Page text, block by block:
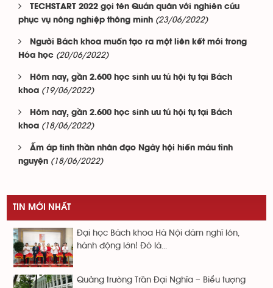
TECHSTART 2022 gọi tên Quán quân với nghiên cứu
phục vụ nông nghiệp thông minh (23/06/2022)
Người Bách khoa muốn tạo ra một liên kết mới trong
Hóa học (20/06/2022)
Hôm nay, gần 2.600 học sinh ưu tú hội tụ tại Bách
khoa (19/06/2022)
Hôm nay, gần 2.600 học sinh ưu tú hội tụ tại Bách
khoa (18/06/2022)
Ấm áp tinh thần nhân đạo Ngày hội hiến máu tình
nguyện (18/06/2022)
TIN MỚI NHẤT
Đại học Bách khoa Hà Nội dám nghĩ lớn,
hành động lớn! Đó là...
Quảng trường Trần Đại Nghĩa – Biểu tượng